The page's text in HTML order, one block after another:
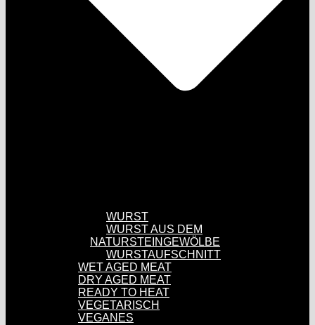
WURST
WURST AUS DEM
NATURSTEINGEWÖLBE
WURSTAUFSCHNITT
WET AGED MEAT
DRY AGED MEAT
READY TO HEAT
VEGETARISCH
VEGANES